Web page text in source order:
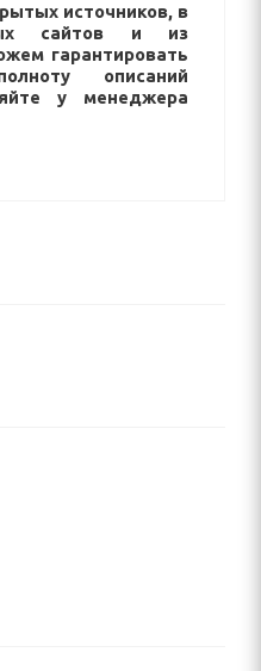
источников, в
сайтов и из
гарантировать
описаний
у менеджера